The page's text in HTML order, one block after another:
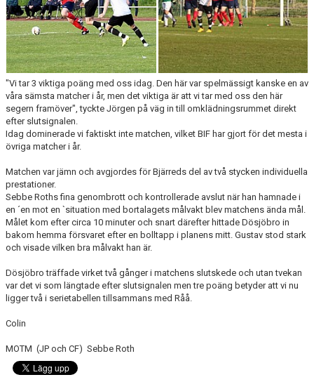
"Vi tar 3 viktiga poäng med oss idag. Den här var spelmässigt kanske en av
våra sämsta matcher i år, men det viktiga är att vi tar med oss den här
segern framöver", tyckte Jörgen på väg in till omklädningsrummet direkt
efter slutsignalen.
Idag dominerade vi faktiskt inte matchen, vilket BIF har gjort för det mesta i
övriga matcher i år.
Matchen var jämn och avgjordes för Bjärreds del av två stycken individuella
prestationer.
Sebbe Roths fina genombrott och kontrollerade avslut när han hamnade i
en ´en mot en `situation med bortalagets målvakt blev matchens ända mål.
Målet kom efter circa 10 minuter och snart därefter hittade Dösjöbro in
bakom hemma försvaret efter en bolltapp i planens mitt. Gustav stod stark
och visade vilken bra målvakt han är.
Dösjöbro träffade virket två gånger i matchens slutskede och utan tvekan
var det vi som längtade efter slutsignalen men tre poäng betyder att vi nu
ligger två i serietabellen tillsammans med Råå.
Colin
MOTM (JP och CF) Sebbe Roth